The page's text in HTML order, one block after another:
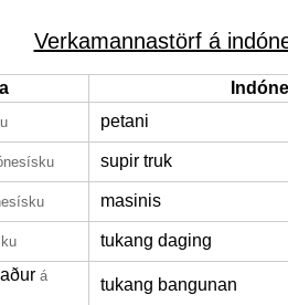
Verkamannastörf á
petani
supir truk
masinis
tukang daging
á
tukang bangunan